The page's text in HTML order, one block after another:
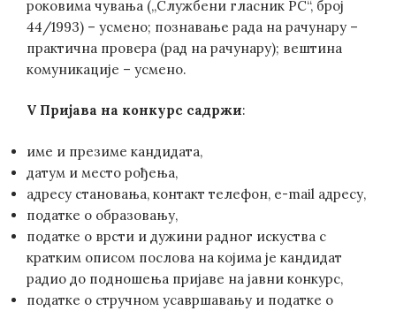
роковима чувања („Службени гласник РС“, број
44/1993) – усмено; познавање рада на рачунару –
практична провера (рад на рачунару); вештина
комуникације – усмено.
V Пријава на конкурс садржи:
име и презиме кандидата,
датум и место рођења,
адресу становања, контакт телефон, e-mail адресу,
податке о образовању,
податке о врсти и дужини радног искуства с
кратким описом послова на којима је кандидат
радио до подношења пријаве на јавни конкурс,
податке о стручном усавршавању и податке о